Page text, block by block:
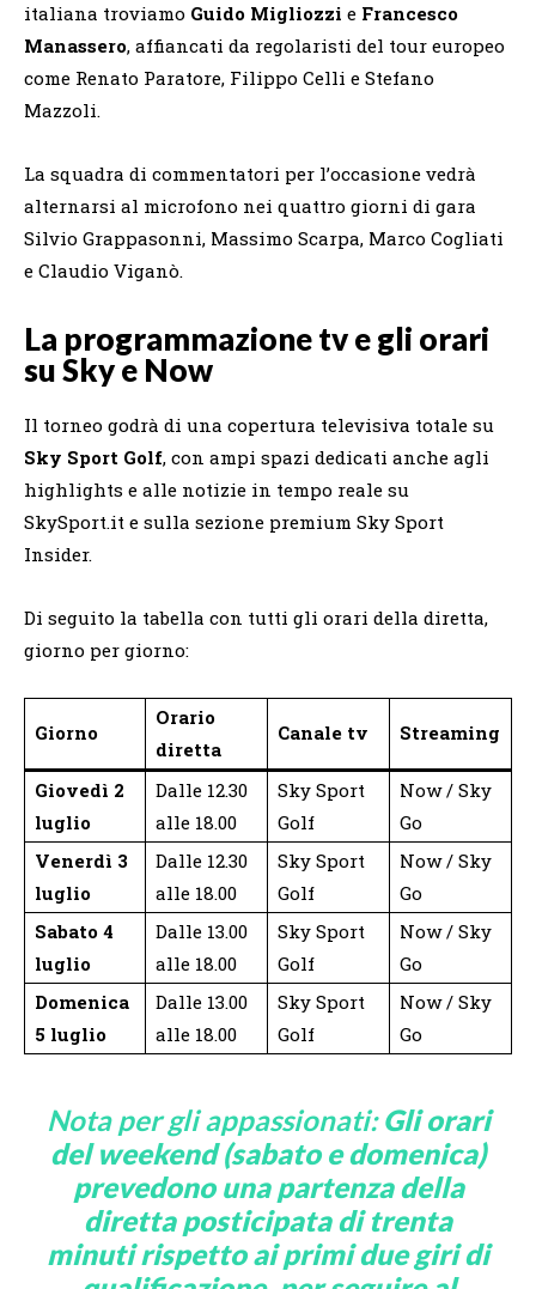
italiana troviamo Guido Migliozzi e Francesco
Manassero, affiancati da regolaristi del tour europeo
come Renato Paratore, Filippo Celli e Stefano
Mazzoli.
La squadra di commentatori per l’occasione vedrà
alternarsi al microfono nei quattro giorni di gara
Silvio Grappasonni, Massimo Scarpa, Marco Cogliati
e Claudio Viganò.
La programmazione tv e gli orari
su Sky e Now
Il torneo godrà di una copertura televisiva totale su
Sky Sport Golf, con ampi spazi dedicati anche agli
highlights e alle notizie in tempo reale su
SkySport.it e sulla sezione premium Sky Sport
Insider.
Di seguito la tabella con tutti gli orari della diretta,
giorno per giorno:
Giorno
Orario
diretta
Canale tv Streaming
Giovedì 2
luglio
Dalle 12.30
alle 18.00
Sky Sport
Golf
Now / Sky
Go
Venerdì 3
luglio
Dalle 12.30
alle 18.00
Sky Sport
Golf
Now / Sky
Go
Sabato 4
luglio
Dalle 13.00
alle 18.00
Sky Sport
Golf
Now / Sky
Go
Domenica
5 luglio
Dalle 13.00
alle 18.00
Sky Sport
Golf
Now / Sky
Go
Nota per gli appassionati:Gli orari
del weekend (sabato e domenica)
prevedono una partenza della
diretta posticipata di trenta
minuti rispetto ai primi due giri di